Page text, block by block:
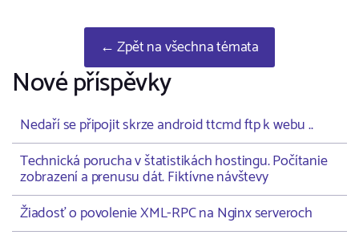
← Zpět na všechna témata
Nové příspěvky
Nedaří se připojit skrze android ttcmd ftp k webu ..
Technická porucha v štatistikách hostingu. Počítanie
zobrazení a prenusu dát. Fiktívne návštevy
Žiadosť o povolenie XML-RPC na Nginx serveroch